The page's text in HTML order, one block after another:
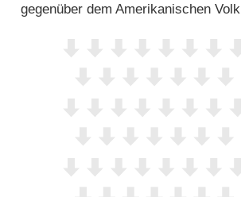
gegenüber dem Amerikanischen Volk